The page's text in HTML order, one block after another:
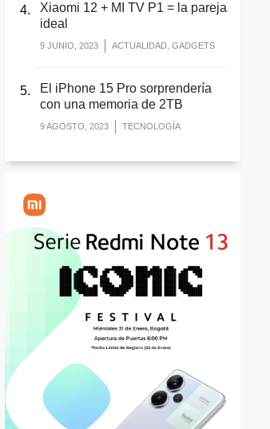
Xiaomi 12 + MI TV P1 = la pareja
ideal
9 JUNIO, 2023 ACTUALIDAD, GADGETS
El iPhone 15 Pro sorprendería
con una memoria de 2TB
9 AGOSTO, 2023 TECNOLOGÍA